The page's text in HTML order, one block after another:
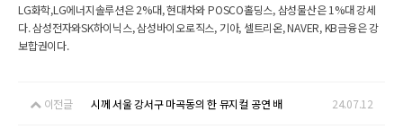
LG화학,LG에너지솔루션은 2%대, 현대차와 POSCO홀딩스, 삼성물산은 1%대 강세
다. 삼성전자와SK하이닉스, 삼성바이오로직스, 기아, 셀트리온, NAVER, KB금융은 강
보합권이다.
이전글 시께 서울 강서구 마곡동의 한 뮤지컬 공연 배 24.07.12